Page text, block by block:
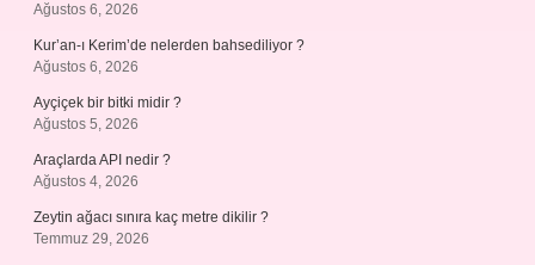
Ağustos 6, 2026
Kur’an-ı Kerim’de nelerden bahsediliyor ?
Ağustos 6, 2026
Ayçiçek bir bitki midir ?
Ağustos 5, 2026
Araçlarda API nedir ?
Ağustos 4, 2026
Zeytin ağacı sınıra kaç metre dikilir ?
Temmuz 29, 2026